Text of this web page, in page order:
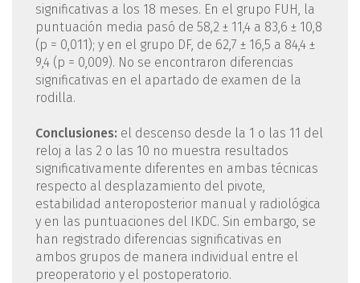
significativas a los 18 meses. En el grupo FUH, la
puntuación media pasó de 58,2 ± 11,4 a 83,6 ± 10,8
(p = 0,011); y en el grupo DF, de 62,7 ± 16,5 a 84,4 ±
9,4 (p = 0,009). No se encontraron diferencias
significativas en el apartado de examen de la
rodilla.
Conclusiones: el descenso desde la 1 o las 11 del
reloj a las 2 o las 10 no muestra resultados
significativamente diferentes en ambas técnicas
respecto al desplazamiento del pivote,
estabilidad anteroposterior manual y radiológica
y en las puntuaciones del IKDC. Sin embargo, se
han registrado diferencias significativas en
ambos grupos de manera individual entre el
preoperatorio y el postoperatorio.